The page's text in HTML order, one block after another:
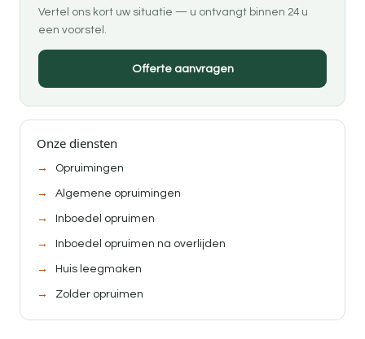
Vertel ons kort uw situatie — u ontvangt binnen 24 u
een voorstel.
Offerte aanvragen
Onze diensten
Opruimingen
Algemene opruimingen
Inboedel opruimen
Inboedel opruimen na overlijden
Huis leegmaken
Zolder opruimen